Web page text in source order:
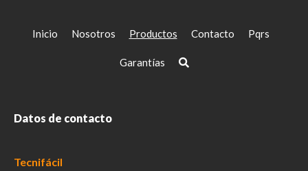
Inicio Nosotros Productos Contacto Pqrs
Garantías
Datos de contacto
Tecnifácil